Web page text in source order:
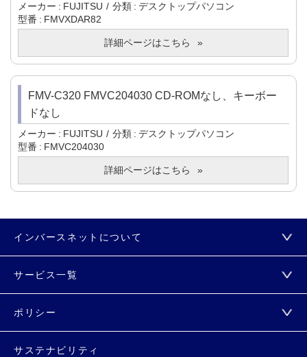
メーカー FUJITSU 分類
デスクトップパソコン
型番
FMVXDAR82
詳細ページはこちら
FMV-C320 FMVC204030 CD-ROMなし、キーボー
ドなし
メーカー FUJITSU 分類
デスクトップパソコン
型番
FMVC204030
詳細ページはこちら
インバースネットについて
サービス一覧
ポリシー
サステナビリティ